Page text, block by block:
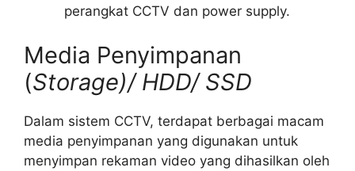
perangkat CCTV dan power supply.
Media Penyimpanan
(Storage)/ HDD/ SSD
Dalam sistem CCTV, terdapat berbagai macam
media penyimpanan yang digunakan untuk
menyimpan rekaman video yang dihasilkan oleh